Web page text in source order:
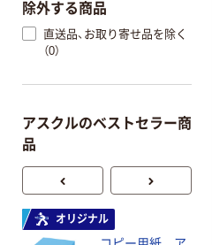
除外する商品
直送品、お取り寄せ品を除く
（0）
アスクルのベストセラー商
品
オリジナル